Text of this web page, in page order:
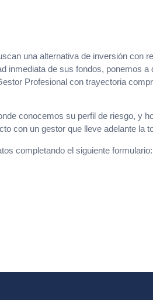
una alternativa de inversión con
inmediata de sus fondos, ponemos
Profesional con trayectoria
conocemos su perfil de riesgo, y
con un gestor que lleve adelante la
completando el siguiente formulario: